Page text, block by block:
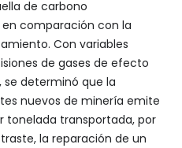
de carbono
comparación con la
Con variables
de gases de efecto
determinó que la
nuevos de minería emite
tonelada transportada, por
la reparación de un